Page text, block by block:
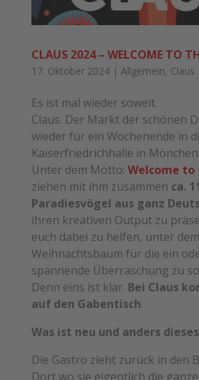
CLAUS 2024 – WELCOME TO
17. Oktober 2024| Allgemein, Claus
Es ist mal wieder soweit.
Claus. Der Markt der schönen
wieder für ein Wochenende in
Kaiserfriedrichhalle in
Unter dem Motto: Welcome to
ziehen mit ihm zusammen ca.
Paradiesvögel aus ganz
ihren kreativen Output zu
euch dabei zu helfen, unter dem
Weihnachtsbaum für die ein
spannende Überraschung zu
Denn eins ist klar. Bei Claus
auf den Gabentisch.
Was ist neu und anders dieses
Die Gastro zieht zurück in den
Dort wo sie eigentlich die